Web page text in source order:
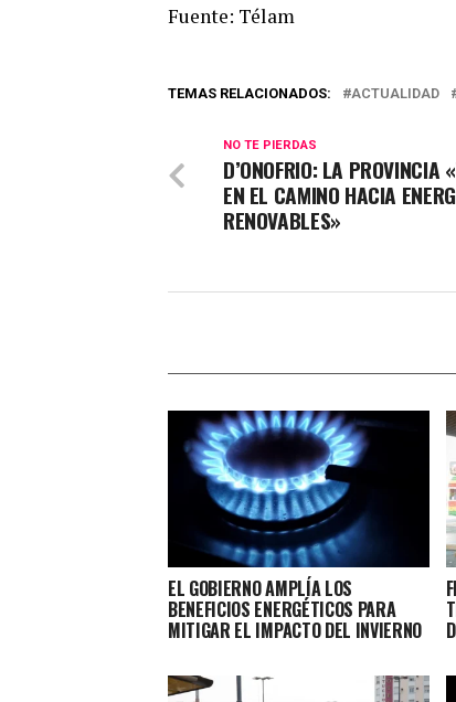
Fuente: Télam
TEMAS RELACIONADOS: ACTUALIDAD
NO TE PIERDAS
D’ONOFRIO: LA PROVINCIA
EN EL CAMINO HACIA
RENOVABLES»
EL GOBIERNO AMPLÍA LOS
BENEFICIOS ENERGÉTICOS PARA
MITIGAR EL IMPACTO DEL INVIERNO